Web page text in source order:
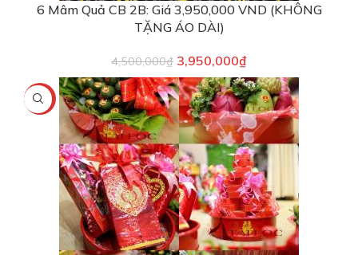
6 Mâm Quả CB 2B: Giá 3,950,000 VND (KHÔNG
TẶNG ÁO DÀI)
4,500,000₫ 3,950,000₫
-19%